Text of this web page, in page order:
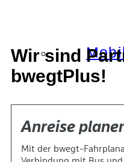
Wir sind
bwegtPlus!